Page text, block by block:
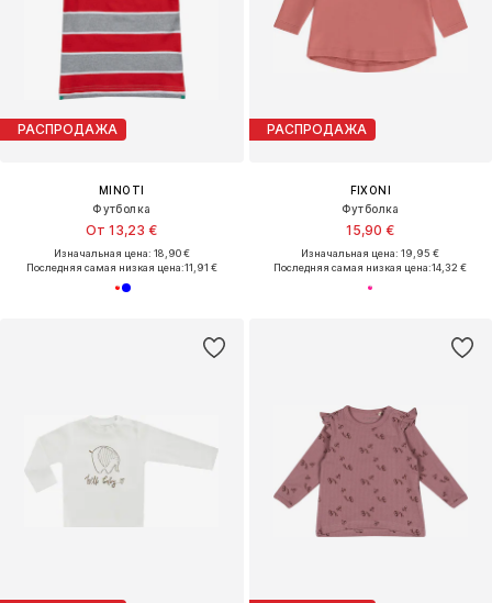
РАСПРОДАЖА
MINOTI
Футболка
От 13,23 €
Изначальная цена: 18,90 €
Последняя самая низкая цена:11,91 €
РАСПРОДАЖА
FIXONI
Футболка
15,90 €
Изначальная цена: 19,95 €
Последняя самая низкая цена:14,32 €